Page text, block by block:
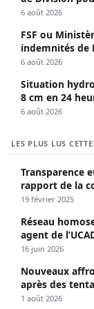
6 août 2026
FSF ou
indemnités de
6 août 2026
Situation
8 cm en 24
6 août 2026
LES PLUS LUS
Transparence
rapport de la
19 février 2025
Réseau
agent de
propagé le VIH
16 juin 2026
Nouveaux
après des
1 août 2026